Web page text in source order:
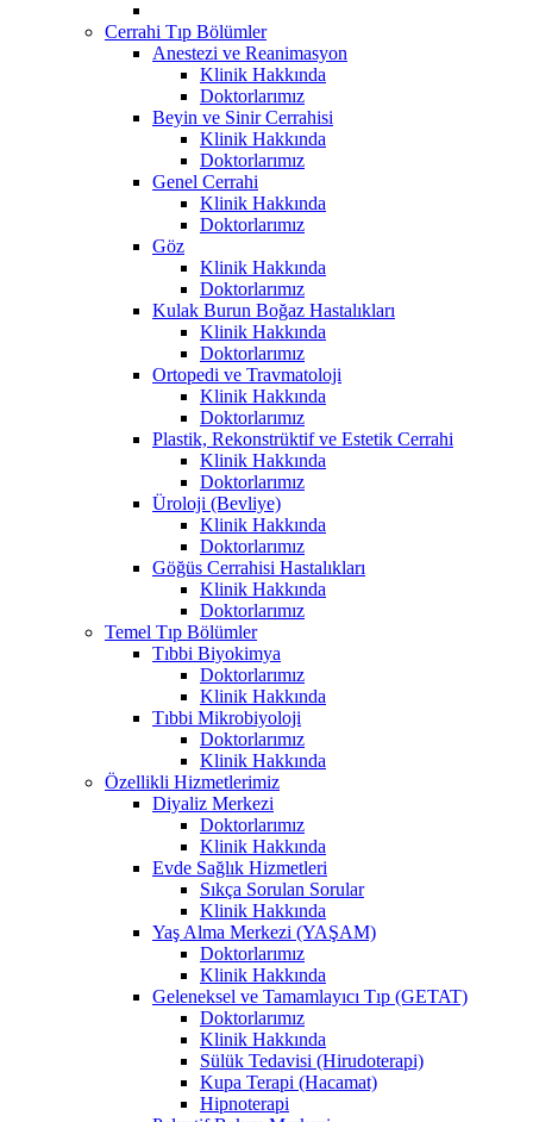
Cerrahi Tıp Bölümler
Anestezi ve Reanimasyon
Klinik Hakkında
Doktorlarımız
Beyin ve Sinir Cerrahisi
Klinik Hakkında
Doktorlarımız
Genel Cerrahi
Klinik Hakkında
Doktorlarımız
Göz
Klinik Hakkında
Doktorlarımız
Kulak Burun Boğaz Hastalıkları
Klinik Hakkında
Doktorlarımız
Ortopedi ve Travmatoloji
Klinik Hakkında
Doktorlarımız
Plastik, Rekonstrüktif ve Estetik Cerrahi
Klinik Hakkında
Doktorlarımız
Üroloji (Bevliye)
Klinik Hakkında
Doktorlarımız
Göğüs Cerrahisi Hastalıkları
Klinik Hakkında
Doktorlarımız
Temel Tıp Bölümler
Tıbbi Biyokimya
Doktorlarımız
Klinik Hakkında
Tıbbi Mikrobiyoloji
Doktorlarımız
Klinik Hakkında
Özellikli Hizmetlerimiz
Diyaliz Merkezi
Doktorlarımız
Klinik Hakkında
Evde Sağlık Hizmetleri
Sıkça Sorulan Sorular
Klinik Hakkında
Yaş Alma Merkezi (YAŞAM)
Doktorlarımız
Klinik Hakkında
Geleneksel ve Tamamlayıcı Tıp (GETAT)
Doktorlarımız
Klinik Hakkında
Sülük Tedavisi (Hirudoterapi)
Kupa Terapi (Hacamat)
Hipnoterapi